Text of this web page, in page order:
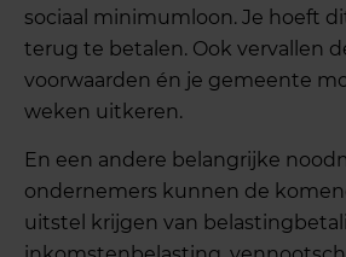
sociaal minimumloon. Je hoeft
terug te betalen. Ook vervallen
voorwaarden én je gemeente
weken uitkeren.
En een andere belangrijke
ondernemers kunnen de
uitstel krijgen van